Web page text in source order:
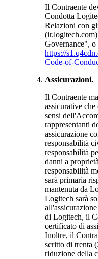
Il Contraente
Condotta
Relazioni con
Governance",
https://
Code-of-
Assicurazioni.
Il Contraente
assicurative
sensi
rappresentanti
assicurazione
responsabilità
responsabilità
danni a
responsabilità
sarà primaria
mantenuta da
Logitech sarà
di Logitech, il
certificato di
Inoltre, il
scritto di trenta
riduzione della